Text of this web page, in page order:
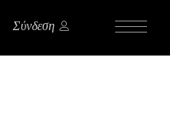
Σύνδεση